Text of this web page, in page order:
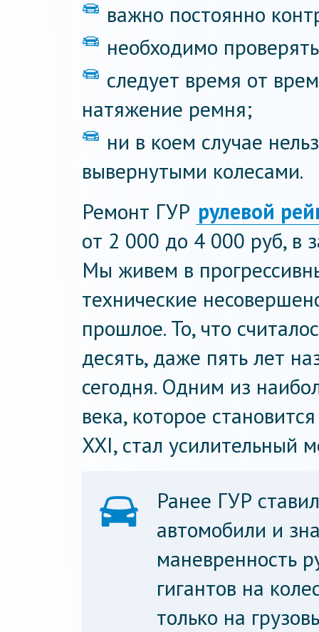
важно постоянно
необходимо
следует время от
натяжение ремня;
ни в коем случае
вывернутыми колесами.
Ремонт ГУР рулевой
от 2 000 до 4 000 руб, в
Мы живем в
технические
прошлое. То, что
десять, даже пять лет
сегодня. Одним из
века, которое
XXI, стал усилительный
Ранее ГУР
автомобили и
маневренность
гигантов на
только на